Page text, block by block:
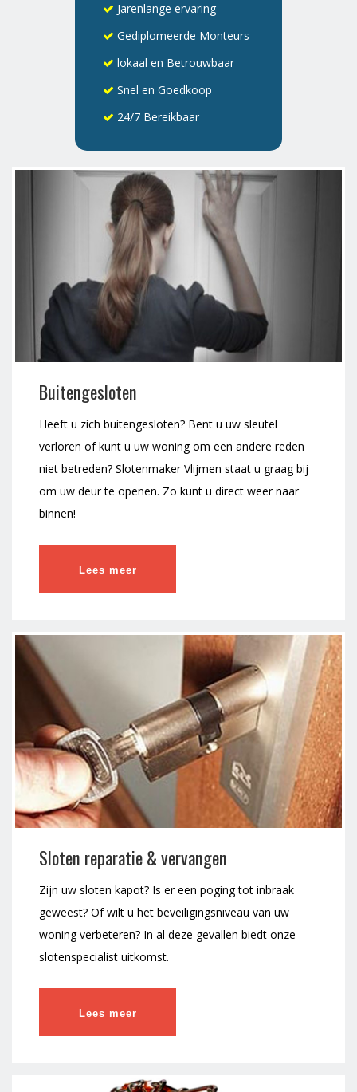
Jarenlange ervaring
Gediplomeerde Monteurs
lokaal en Betrouwbaar
Snel en Goedkoop
24/7 Bereikbaar
Buitengesloten
Heeft u zich buitengesloten? Bent u uw sleutel
verloren of kunt u uw woning om een andere reden
niet betreden? Slotenmaker Vlijmen staat u graag bij
om uw deur te openen. Zo kunt u direct weer naar
binnen!
Lees meer
Sloten reparatie & vervangen
Zijn uw sloten kapot? Is er een poging tot inbraak
geweest? Of wilt u het beveiligingsniveau van uw
woning verbeteren? In al deze gevallen biedt onze
slotenspecialist uitkomst.
Lees meer